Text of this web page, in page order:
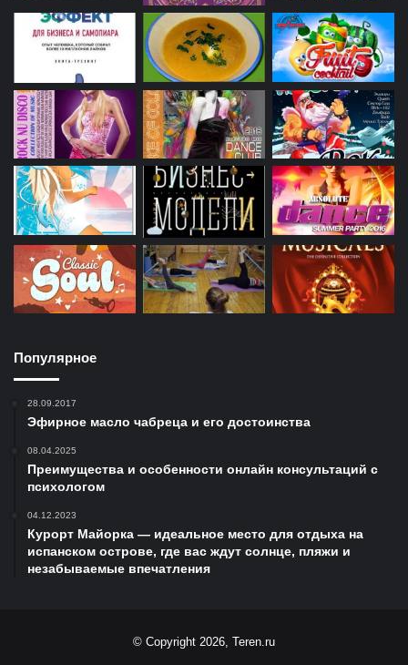
Популярное
28.09.2017
Эфирное масло чабреца и его достоинства
08.04.2025
Преимущества и особенности онлайн консультаций с
психологом
04.12.2023
Курорт Майорка — идеальное место для отдыха на
испанском острове, где вас ждут солнце, пляжи и
незабываемые впечатления
© Copyright 2026, Teren.ru